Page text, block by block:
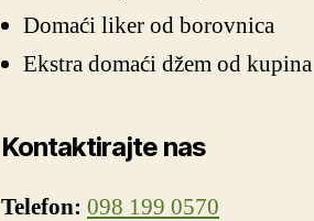
Domaći liker od borovnica
Ekstra domaći džem od kupina
Kontaktirajte nas
Telefon: 098 199 0570